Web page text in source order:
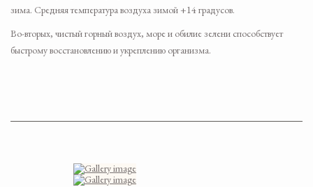
зима. Средняя температура воздуха зимой +14 градусов.
Во-вторых, чистый горный воздух, море и обилие зелени способствует
быстрому восстановлению и укреплению организма.